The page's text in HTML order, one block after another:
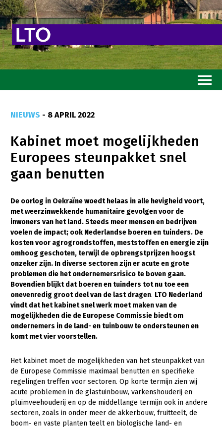
Goed eten
Mooi groen
Sterk ondernemerschap
Transitiepaden
Thema’s
Gezonde planten
Gezonde dieren
Natuur, klimaat en energie
Bodem en water
Platteland en omgeving
Mens, ondernemerschap en onderwijs
Sectoren
Dier
Biologische Landbouw
Geitenhouderij
Plant
Akkerbouw
Multifunctionele landbouw
NIEUWS - 8 APRIL 2022
Kabinet moet mogelijkheden
Europees steunpakket snel
gaan benutten
De oorlog in Oekraïne woedt helaas in alle hevigheid voort,
met weerzinwekkende humanitaire gevolgen voor de
inwoners van het land. Steeds meer mensen en bedrijven
voelen de impact; ook Nederlandse boeren en tuinders. De
kosten voor agrogrondstoffen, meststoffen en energie zijn
omhoog geschoten, terwijl de opbrengstprijzen hoogst
onzeker zijn. In diverse sectoren zijn er acute en grote
problemen die het ondernemersrisico te boven gaan.
Bovendien blijkt dat boeren en tuinders tot nu toe een
onevenredig groot deel van de last dragen. LTO Nederland
vindt dat het kabinet snel werk moet maken van de
mogelijkheden die de Europese Commissie biedt om
ondernemers in de land- en tuinbouw te ondersteunen en
komt met vier voorstellen.
Het kabinet moet de mogelijkheden van het steunpakket van
de Europese Commissie maximaal benutten en specifieke
regelingen treffen voor sectoren. Op korte termijn zien wij
acute problemen in de glastuinbouw, varkenshouderij en
pluimveehouderij en op de middellange termijn ook in andere
sectoren, zoals in onder meer de akkerbouw, fruitteelt, de
boom- en vaste planten teelt en biologische land- en